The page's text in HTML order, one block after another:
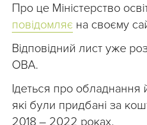
Про це Міністерство
повідомляє на своєму
Відповідний лист уже
ОВА.
Ідеться про обладнання
які були придбані за
2018 – 2022 роках.